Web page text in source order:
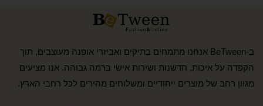
ב-BeTween אנחנו מתמחים בתיקים ואביזרי אופנה מעוצבים, תוך
הקפדה על איכות, חדשנות ושירות אישי ברמה גבוהה. אנו מציעים
מגוון רחב של מוצרים ייחודיים ומשלוחים מהירים לכל רחבי הארץ.